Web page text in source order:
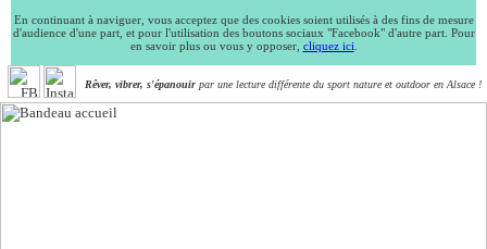
En continuant à naviguer, vous acceptez que des cookies soient utilisés à des fins de mesure
d'audience d'une part, et pour l'utilisation des boutons sociaux "Facebook" d'autre part. Pour
en savoir plus ou vous y opposer, cliquez ici
Rêver, vibrer, s'épanouir par une lecture différente du sport nature et outdoor en Alsace !